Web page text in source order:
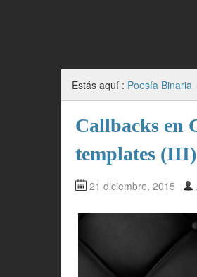
Estás aquí : Poesía Binaria
Callbacks en
templates (III)
21 diciembre, 2015